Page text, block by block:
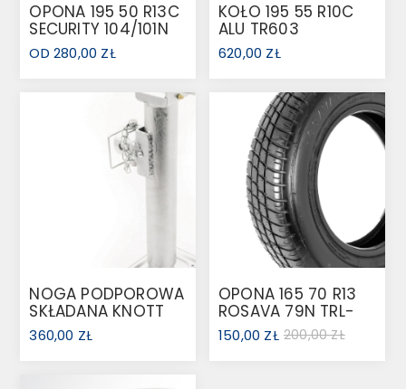
OPONA 195 50 R13C
SECURITY 104/101N
TR603 M+S TL
OD 280,00 ZŁ
KOŁO 195 55 R10C
ALU TR603
620,00 ZŁ
NOGA PODPOROWA
SKŁADANA KNOTT
1300KG
360,00 ZŁ
OPONA 165 70 R13
ROSAVA 79N TRL-
501
150,00 ZŁ 200,00 ZŁ